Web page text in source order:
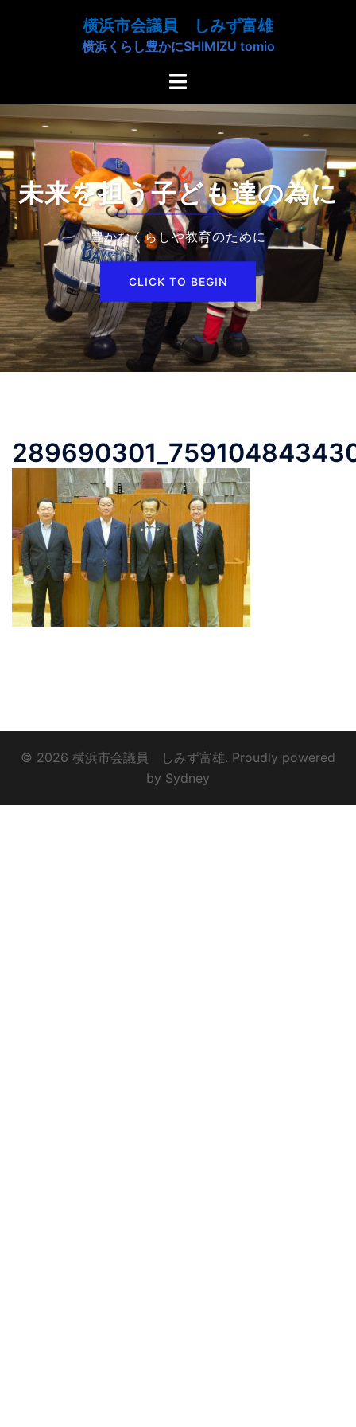
へ
ス
キ
ッ
プ
横浜市会議員 しみず富雄
横浜くらし豊かにSHIMIZU tomio
ト
メ
ニ
ュ
ー
未来を担う子ども達の為に
豊かなくらしや教育のために
CLICK TO BEGIN
© 2026 横浜市会議員 しみず富雄. Proudly powered
by Sydney